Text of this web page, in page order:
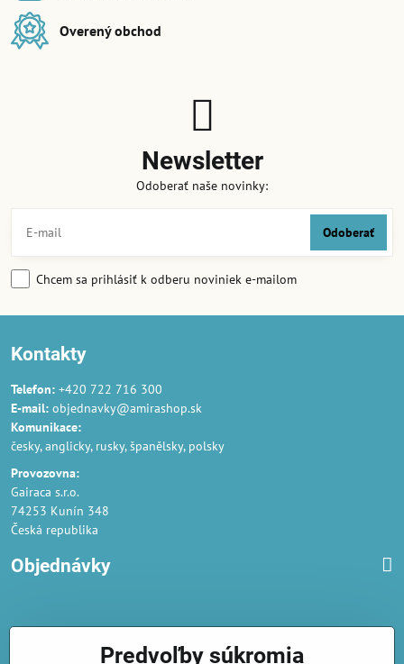
Overený obchod
Newsletter
Odoberať naše novinky:
Odoberať
Chcem sa prihlásiť k odberu noviniek e-mailom
Kontakty
Telefon: +420 722 716 300
E-mail: objednavky@amirashop.sk
Komunikace:
česky, anglicky, rusky, španělsky, polsky
Provozovna:
Gairaca s.r.o.
74253 Kunín 348
Česká republika
Objednávky
Predvoľby súkromia